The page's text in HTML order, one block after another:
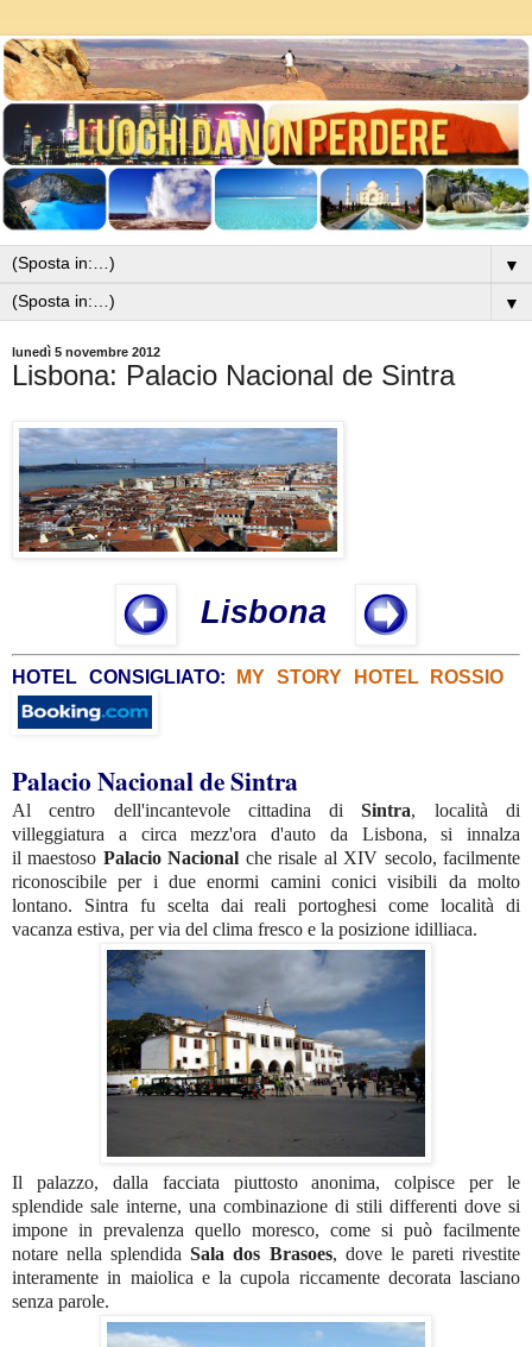
▼
▼
lunedì 5 novembre 2012
Lisbona: Palacio Nacional de Sintra
Lisbona
HOTEL CONSIGLIATO: MY STORY HOTEL ROSSIO
Palacio Nacional de Sintra
Al centro dell'incantevole cittadina diSintra, località di
villeggiatura a circa mezz'ora d'auto da Lisbona, si innalza
il maestoso Palacio Nacional che risale al XIV secolo, facilmente
riconoscibile per i due enormi camini conici visibili da molto
lontano. Sintra fu scelta dai reali portoghesi come località di
vacanza estiva, per via del clima fresco e la posizione idilliaca.
Il palazzo, dalla facciata piuttosto anonima, colpisce per le
splendide sale interne, una combinazione di stili differenti dove si
impone in prevalenza quello moresco, come si può facilmente
notare nella splendidaSala dos Brasoes, dove le pareti rivestite
interamente in maiolica e la cupola riccamente decorata lasciano
senza parole.